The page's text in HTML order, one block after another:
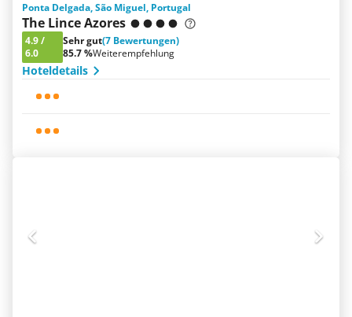
Ponta Delgada, São Miguel, Portugal
The Lince Azores
4.9/
6.0
Sehr gut(7 Bewertungen)
85.7 %Weiterempfehlung
Hoteldetails